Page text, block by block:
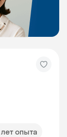
опыта